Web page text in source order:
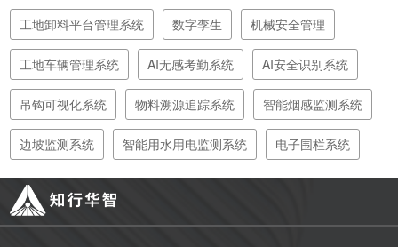
工地卸料平台管理系统 数字孪生 机械安全管理
工地车辆管理系统 AI无感考勤系统 AI安全识别系统
吊钩可视化系统 物料溯源追踪系统 智能烟感监测系统
边坡监测系统 智能用水用电监测系统 电子围栏系统